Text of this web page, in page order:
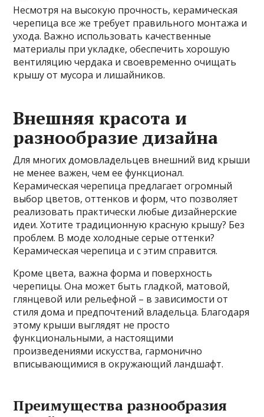
Несмотря на высокую прочность, керамическая
черепица все же требует правильного монтажа и
ухода. Важно использовать качественные
материалы при укладке, обеспечить хорошую
вентиляцию чердака и своевременно очищать
крышу от мусора и лишайников.
Внешняя красота и
разнообразие дизайна
Для многих домовладельцев внешний вид крыши
не менее важен, чем ее функционал.
Керамическая черепица предлагает огромный
выбор цветов, оттенков и форм, что позволяет
реализовать практически любые дизайнерские
идеи. Хотите традиционную красную крышу? Без
проблем. В моде холодные серые оттенки?
Керамическая черепица и с этим справится.
Кроме цвета, важна форма и поверхность
черепицы. Она может быть гладкой, матовой,
глянцевой или рельефной – в зависимости от
стиля дома и предпочтений владельца. Благодаря
этому крыши выглядят не просто
функциональными, а настоящими
произведениями искусства, гармонично
вписывающимися в окружающий ландшафт.
Преимущества разнообразия